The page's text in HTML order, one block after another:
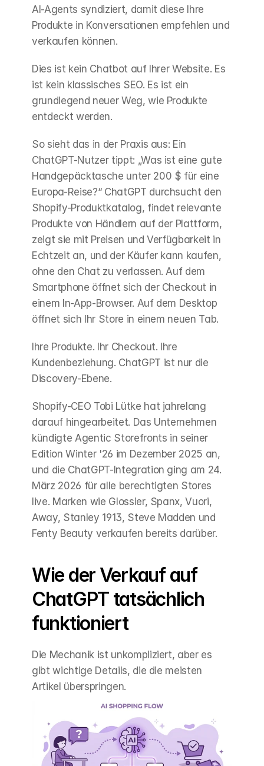
AI-Agents syndiziert, damit diese Ihre
Produkte in Konversationen empfehlen und
verkaufen können.
Dies ist kein Chatbot auf Ihrer Website. Es
ist kein klassisches SEO. Es ist ein
grundlegend neuer Weg, wie Produkte
entdeckt werden.
So sieht das in der Praxis aus: Ein
ChatGPT-Nutzer tippt: „Was ist eine gute
Handgepäcktasche unter 200 $ für eine
Europa-Reise?“ ChatGPT durchsucht den
Shopify-Produktkatalog, findet relevante
Produkte von Händlern auf der Plattform,
zeigt sie mit Preisen und Verfügbarkeit in
Echtzeit an, und der Käufer kann kaufen,
ohne den Chat zu verlassen. Auf dem
Smartphone öffnet sich der Checkout in
einem In-App-Browser. Auf dem Desktop
öffnet sich Ihr Store in einem neuen Tab.
Ihre Produkte. Ihr Checkout. Ihre
Kundenbeziehung. ChatGPT ist nur die
Discovery-Ebene.
Shopify-CEO Tobi Lütke hat jahrelang
darauf hingearbeitet. Das Unternehmen
kündigte Agentic Storefronts in seiner
Edition Winter '26 im Dezember 2025 an,
und die ChatGPT-Integration ging am 24.
März 2026 für alle berechtigten Stores
live. Marken wie Glossier, Spanx, Vuori,
Away, Stanley 1913, Steve Madden und
Fenty Beauty verkaufen bereits darüber.
Wie der Verkauf auf
ChatGPT tatsächlich
funktioniert
Die Mechanik ist unkompliziert, aber es
gibt wichtige Details, die die meisten
Artikel überspringen.